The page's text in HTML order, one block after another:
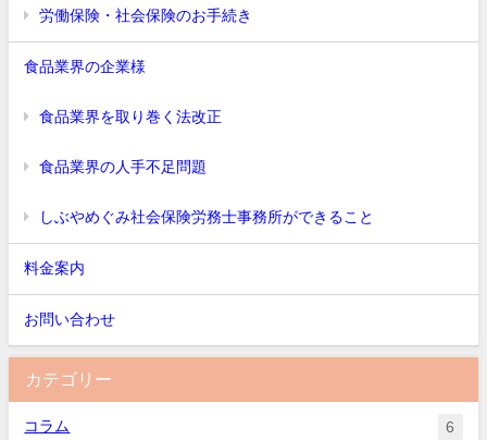
労働保険・社会保険のお手続き
食品業界の企業様
食品業界を取り巻く法改正
食品業界の人手不足問題
しぶやめぐみ社会保険労務士事務所ができること
料金案内
お問い合わせ
カテゴリー
コラム 6